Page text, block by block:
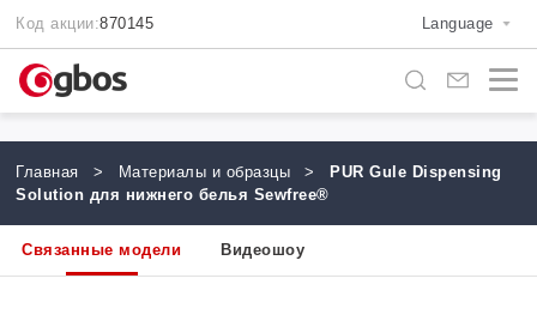
Код акции:870145 Language
Главная > Материалы и образцы >
PUR Gule Dispensing
Solution для нижнего белья Sewfree®
Связанные модели Видеошоу